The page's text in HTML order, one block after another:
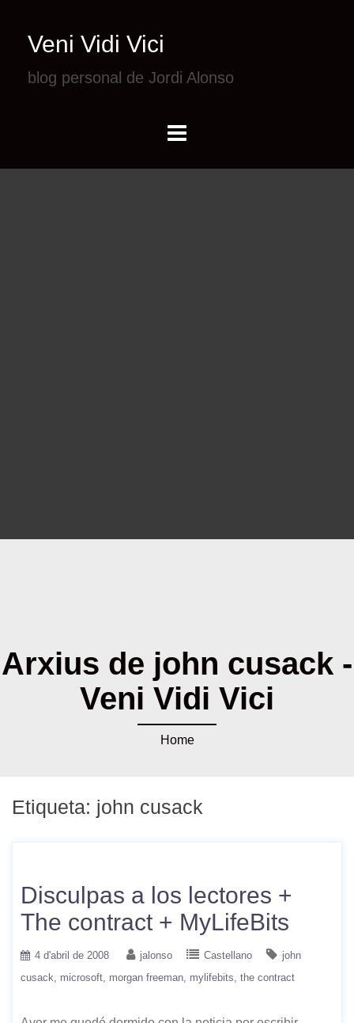
Veni Vidi Vici
blog personal de Jordi Alonso
Arxius de john cusack -
Veni Vidi Vici
Home
Etiqueta: john cusack
Disculpas a los lectores +
The contract + MyLifeBits
4 d'abril de 2008 jalonso Castellano
john
cusack microsoft morgan freeman mylifebits the contract